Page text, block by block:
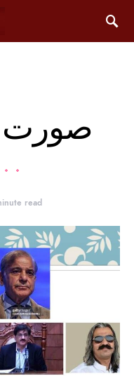
صورت
read